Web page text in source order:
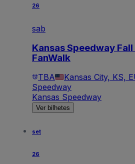
26
sab
Kansas Speedway
FanWalk
TBA Kansas City, KS,
Speedway
Kansas Speedway
Ver bilhetes
set
26